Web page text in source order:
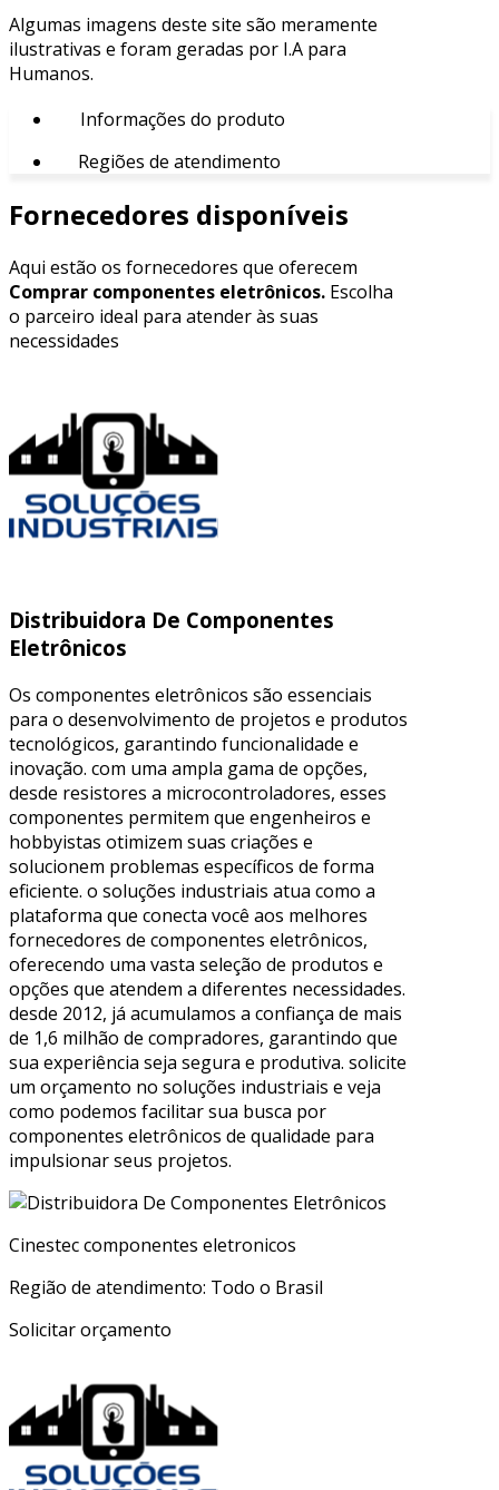
Algumas imagens deste site são meramente
ilustrativas e foram geradas por I.A para
Humanos.
Informações do produto
Regiões de atendimento
Fornecedores disponíveis
Aqui estão os fornecedores que oferecem
Comprar componentes eletrônicos. Escolha
o parceiro ideal para atender às suas
necessidades
Distribuidora De Componentes
Eletrônicos
Os componentes eletrônicos são essenciais
para o desenvolvimento de projetos e produtos
tecnológicos, garantindo funcionalidade e
inovação. com uma ampla gama de opções,
desde resistores a microcontroladores, esses
componentes permitem que engenheiros e
hobbyistas otimizem suas criações e
solucionem problemas específicos de forma
eficiente. o soluções industriais atua como a
plataforma que conecta você aos melhores
fornecedores de componentes eletrônicos,
oferecendo uma vasta seleção de produtos e
opções que atendem a diferentes necessidades.
desde 2012, já acumulamos a confiança de mais
de 1,6 milhão de compradores, garantindo que
sua experiência seja segura e produtiva. solicite
um orçamento no soluções industriais e veja
como podemos facilitar sua busca por
componentes eletrônicos de qualidade para
impulsionar seus projetos.
Cinestec componentes eletronicos
Região de atendimento: Todo o Brasil
Solicitar orçamento